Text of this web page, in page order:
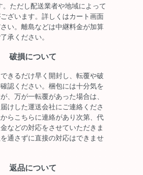
。ただし配送業者や地域によって
ざいます。詳しくはカート画面
い。離島などは中継料金が加算
承ください。
破損について
きるだけ早く開封し、転覆や破
認ください。梱包には十分気を
、万が一転覆があった場合は、
けした運送会社にご連絡くださ
らこちらに連絡があり次第、代
などの対応をさせていただきま
通さずに直接の対応はできませ
返品について